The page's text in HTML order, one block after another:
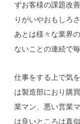
ずお客様の課題改
りがいやおもしろ
あとは様々な業界
ないことの連続で
仕事をする上で気
は製造部におり購
業マン、悪い営業
は良いところは真